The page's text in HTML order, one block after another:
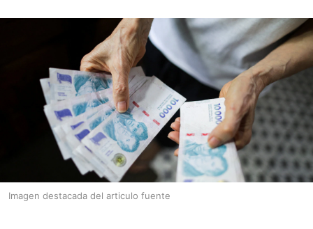
Imagen destacada del articulo fuente